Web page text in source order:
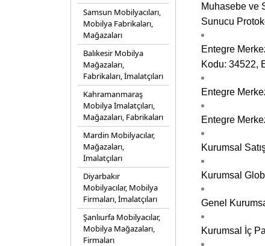
Samsun Mobilyacıları,
Mobilya Fabrikaları,
Mağazaları
Balıkesir Mobilya
Mağazaları,
Fabrikaları, İmalatçıları
Kahramanmaraş
Mobilya İmalatçıları,
Mağazaları, Fabrikaları
Mardin Mobilyacılar,
Mağazaları,
İmalatçıları
Diyarbakır
Mobilyacılar, Mobilya
Firmaları, İmalatçıları
Şanlıurfa Mobilyacılar,
Mobilya Mağazaları,
Firmaları
Muhasebe ve
Sunucu
Entegre
Kodu: 34522,
Entegre
Entegre
Kurumsal
Kurumsal
Genel
Kurumsal İç